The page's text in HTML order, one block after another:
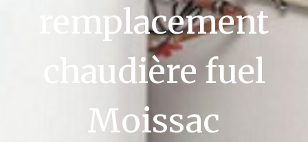
remplacement
chaudière fuel
Moissac